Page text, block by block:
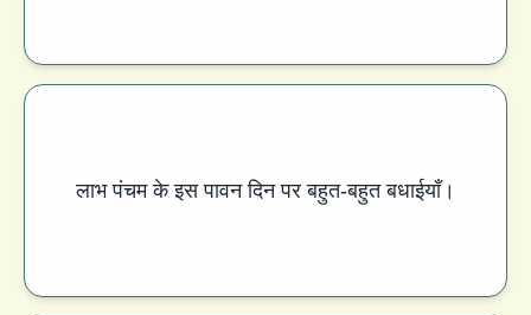
लाभ पंचम के इस पावन दिन पर बहुत-बहुत बधाईयाँ।